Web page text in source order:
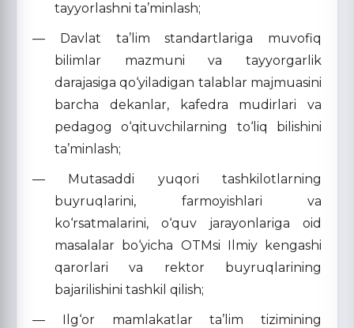
tayyorlashni ta’minlash;
— Davlat ta’lim standartlariga muvofiq
bilimlar mazmuni va tayyorgarlik
darajasiga qo‘yiladigan talablar majmuasini
barcha dekanlar, kafedra mudirlari va
pedagog o‘qituvchilarning to‘liq bilishini
ta’minlash;
— Mutasaddi yuqori tashkilotlarning
buyruqlarini, farmoyishlari va
ko‘rsatmalarini, o‘quv jarayonlariga oid
masalalar bo‘yicha OTMsi Ilmiy kengashi
qarorlari va rektor buyruqlarining
bajarilishini tashkil qilish;
— Ilg‘or mamlakatlar ta’lim tizimining